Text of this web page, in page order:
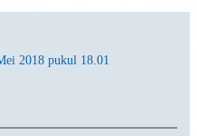
2018 pukul 18.01